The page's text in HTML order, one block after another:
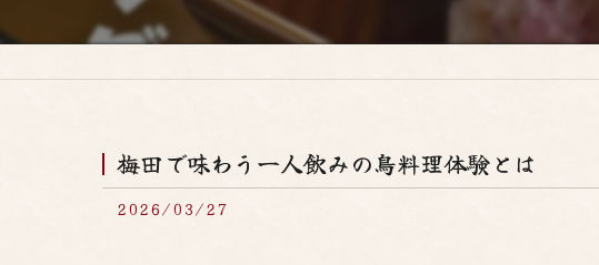
梅田で味わう一人飲みの鳥料理体験とは
2026/03/27